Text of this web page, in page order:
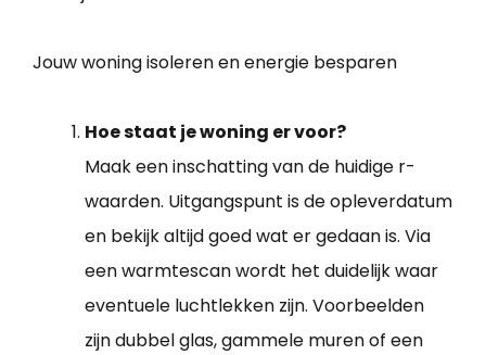
Jouw woning isoleren en energie besparen
Hoe staat je woning er voor?
Maak een inschatting van de huidige r-
waarden. Uitgangspunt is de opleverdatum
en bekijk altijd goed wat er gedaan is. Via
een warmtescan wordt het duidelijk waar
eventuele luchtlekken zijn. Voorbeelden
zijn dubbel glas, gammele muren of een